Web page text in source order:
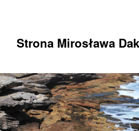
Strona Mirosława